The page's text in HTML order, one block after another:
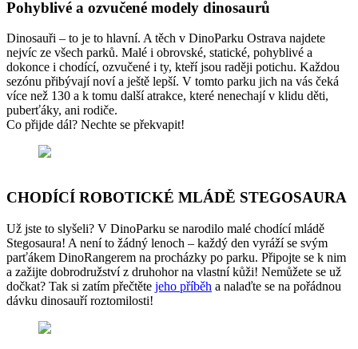
Pohyblivé a ozvučené modely dinosaurů
Dinosauři – to je to hlavní. A těch v DinoParku Ostrava najdete
nejvíc ze všech parků. Malé i obrovské, statické, pohyblivé a
dokonce i chodící, ozvučené i ty, kteří jsou raději potichu. Každou
sezónu přibývají noví a ještě lepší. V tomto parku jich na vás čeká
více než 130 a k tomu další atrakce, které nenechají v klidu děti,
puberťáky, ani rodiče.
Co přijde dál? Nechte se překvapit!
CHODÍCÍ ROBOTICKÉ MLÁDĚ STEGOSAURA
Už jste to slyšeli? V DinoParku se narodilo malé chodící mládě
Stegosaura! A není to žádný lenoch – každý den vyráží se svým
parťákem DinoRangerem na procházky po parku. Připojte se k nim
a zažijte dobrodružství z druhohor na vlastní kůži! Nemůžete se už
dočkat? Tak si zatím přečtěte jeho příběh a nalaďte se na pořádnou
dávku dinosauří roztomilosti!